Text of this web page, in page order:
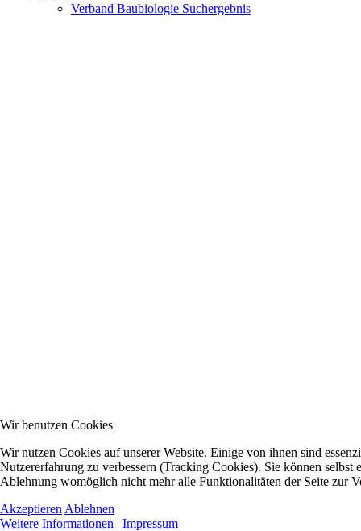
Verband Baubiologie Suchergebnis
Wir benutzen Cookies
Wir nutzen Cookies auf unserer Website. Einige von ihnen sind
Nutzererfahrung zu verbessern (Tracking Cookies). Sie können selbst
Ablehnung womöglich nicht mehr alle Funktionalitäten der Seite zur
Akzeptieren Ablehnen
Weitere Informationen | Impressum